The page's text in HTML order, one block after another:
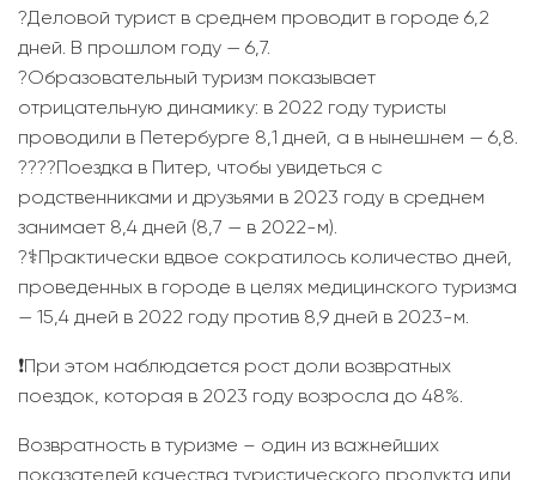
?Деловой турист в среднем проводит в городе 6,2
дней. В прошлом году — 6,7.
?Образовательный туризм показывает
отрицательную динамику: в 2022 году туристы
проводили в Петербурге 8,1 дней, а в нынешнем — 6,8.
?‍?‍?‍?Поездка в Питер, чтобы увидеться с
родственниками и друзьями в 2023 году в среднем
занимает 8,4 дней (8,7 — в 2022-м).
?‍⚕️Практически вдвое сократилось количество дней,
проведенных в городе в целях медицинского туризма
— 15,4 дней в 2022 году против 8,9 дней в 2023-м.
❗️При этом наблюдается рост доли возвратных
поездок, которая в 2023 году возросла до 48%.
Возвратность в туризме – один из важнейших
показателей качества туристического продукта или